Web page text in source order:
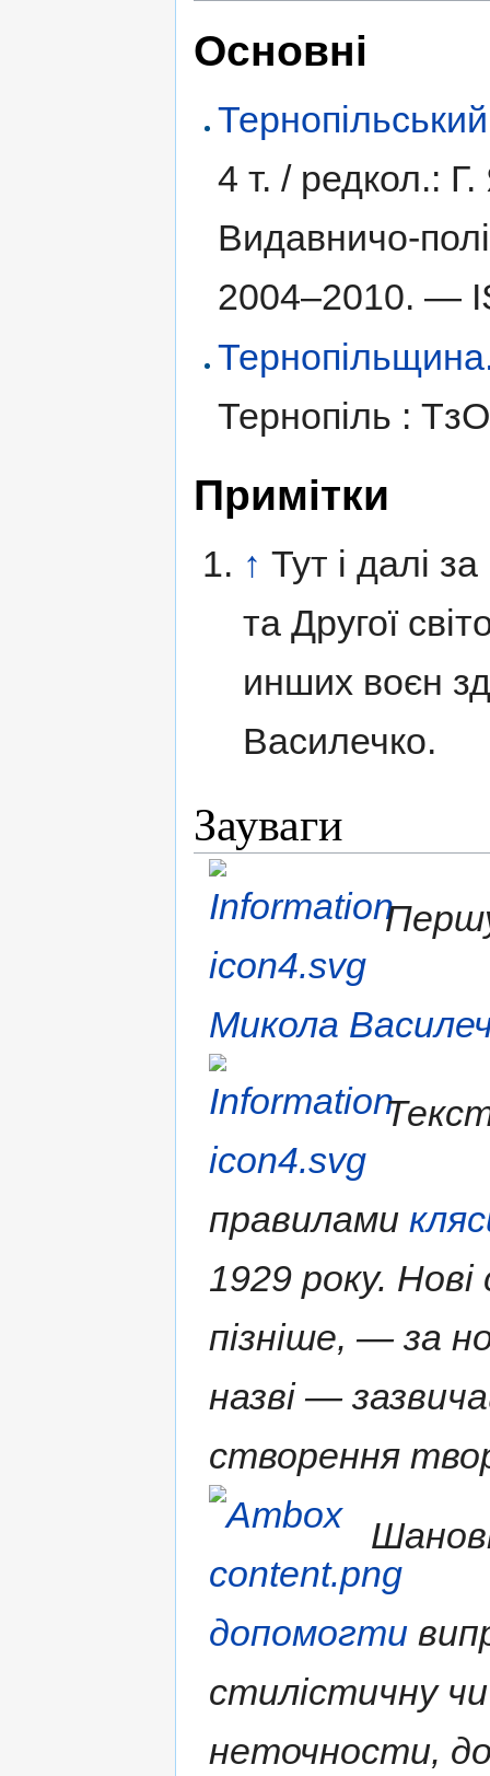
Основні
4 т. /редкол.: Г.
Видавничо-
2004–2010. —
Тернопільщина.
Тернопіль :
Примітки
↑ Тут і далі
та Другої
инших воєн
Василечко.
Зауваги
Першу
Микола
правилами
1929 року.
пізніше, — за
назві —
створення
допомогти
стилістичну
неточности,